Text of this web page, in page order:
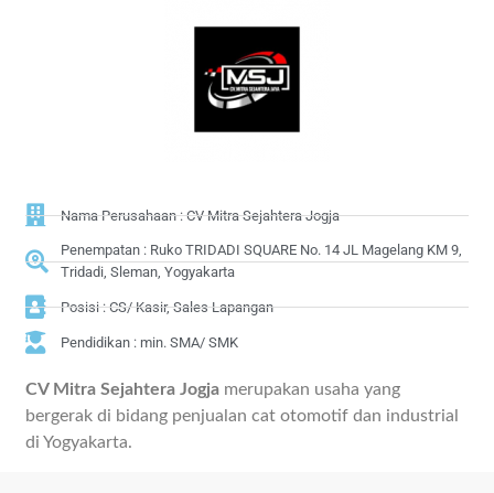
Nama Perusahaan : CV Mitra Sejahtera Jogja
Penempatan : Ruko TRIDADI SQUARE No. 14 JL Magelang KM 9,
Tridadi, Sleman, Yogyakarta
Posisi : CS/ Kasir, Sales Lapangan
Pendidikan : min. SMA/ SMK
CV Mitra Sejahtera Jogja merupakan usaha yang
bergerak di bidang penjualan cat otomotif dan industrial
di Yogyakarta.